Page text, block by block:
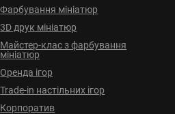
Фарбування мініатюр
3D друк мініатюр
Майстер-клас з фарбування
мініатюр
Оренда ігор
Trade-in настільних ігор
Корпоратив